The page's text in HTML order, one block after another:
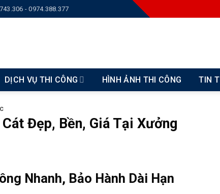
- 0974.388.377
DỊCH VỤ THI CÔNG HÌNH ẢNH THI CÔNG TIN
Đẹp, Bền, Giá Tại Xưởng
Nhanh, Bảo Hành Dài Hạn